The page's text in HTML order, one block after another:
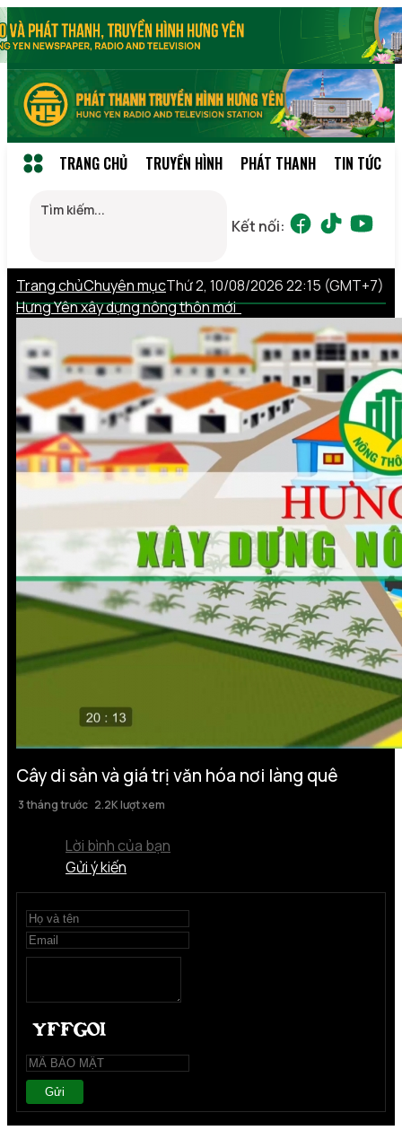
TRANG CHỦ TRUYỀN HÌNH PHÁT THANH TIN TỨC
Kết nối:
Trang chủChuyên mục
Hưng Yên xây dựng nông thôn mới
Thứ 2, 10/08/2026 22:15 (GMT+7)
Cây di sản và giá trị văn hóa nơi làng quê
3 tháng trước 2.2K lượt xem
Lời bình của bạn
Gửi ý kiến
Gửi